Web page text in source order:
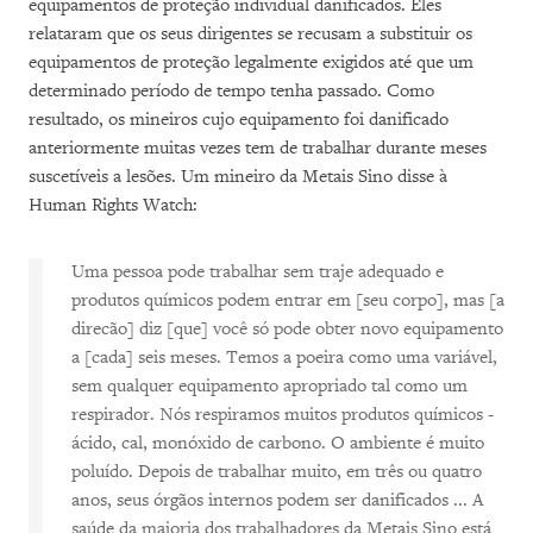
equipamentos de proteção individual danificados. Eles
relataram que os seus dirigentes se recusam a substituir os
equipamentos de proteção legalmente exigidos até que um
determinado período de tempo tenha passado. Como
resultado, os mineiros cujo equipamento foi danificado
anteriormente muitas vezes tem de trabalhar durante meses
suscetíveis a lesões. Um mineiro da Metais Sino disse à
Human Rights Watch:
Uma pessoa pode trabalhar sem traje adequado e
produtos químicos podem entrar em [seu corpo], mas [a
direcão] diz [que] você só pode obter novo equipamento
a [cada] seis meses. Temos a poeira como uma variável,
sem qualquer equipamento apropriado tal como um
respirador. Nós respiramos muitos produtos químicos -
ácido, cal, monóxido de carbono. O ambiente é muito
poluído. Depois de trabalhar muito, em três ou quatro
anos, seus órgãos internos podem ser danificados ... A